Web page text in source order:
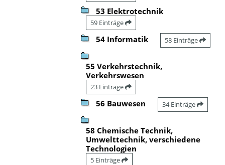
53 Elektrotechnik
59 Einträge
54 Informatik 58 Einträge
55 Verkehrstechnik,
Verkehrswesen
23 Einträge
56 Bauwesen 34 Einträge
58 Chemische Technik,
Umwelttechnik, verschiedene
Technologien
5 Einträge